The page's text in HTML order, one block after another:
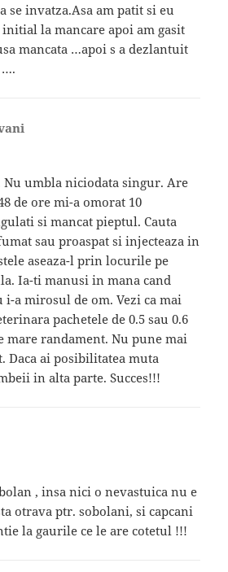
se invatza.Asa am patit si eu
la mancare apoi am gasit
mancata …apoi s a dezlantuit
….
Nu umbla niciodata singur. Are
de ore mi-a omorat 10
si mancat pieptul. Cauta
sau proaspat si injecteaza in
aseaza-l prin locurile pe
Ia-ti manusi in mana cand
i-a mirosul de om. Vezi ca mai
pachetele de 0.5 sau 0.6
randament. Nu pune mai
Daca ai posibilitatea muta
in alta parte. Succes!!!
, insa nici o nevastuica nu e
otrava ptr. sobolani, si capcani
la gaurile ce le are cotetul !!!